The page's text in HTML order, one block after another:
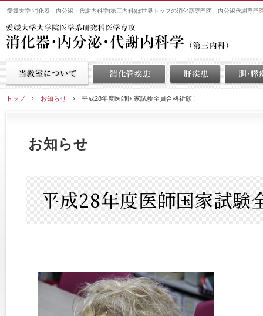
愛媛大学 消化器・内分泌・代謝内科学(第三内科)は世界トップの消化器専門医、内分泌代謝専門
トップ› お知らせ › 平成28年度医師国家試験全員合格祈願！
お知らせ
平成28年度医師国家試験